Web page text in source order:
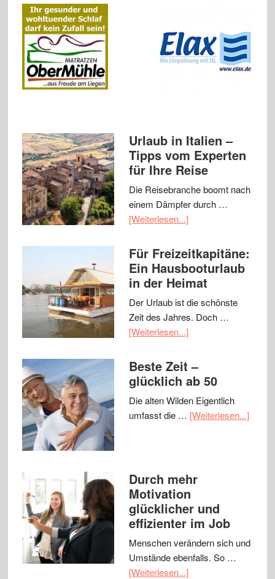
Urlaub in Italien –
Tipps vom Experten
für Ihre Reise
Die Reisebranche boomt nach
einem Dämpfer durch …
[Weiterlesen...]
Für Freizeitkapitäne:
Ein Hausbooturlaub
in der Heimat
Der Urlaub ist die schönste
Zeit des Jahres. Doch …
[Weiterlesen...]
Beste Zeit –
glücklich ab 50
Die alten Wilden Eigentlich
umfasst die … [Weiterlesen...]
Durch mehr
Motivation
glücklicher und
effizienter im Job
Menschen verändern sich und
Umstände ebenfalls. So …
[Weiterlesen...]